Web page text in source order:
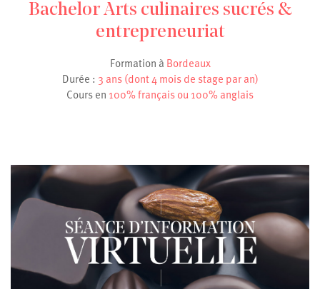
Bachelor Arts culinaires sucrés &
entrepreneuriat
Formation à Bordeaux
Durée : 3 ans (dont 4 mois de stage par an)
Cours en 100% français ou 100% anglais